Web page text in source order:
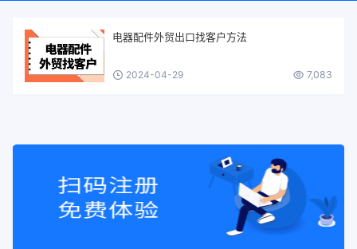
电器配件外贸出口找客户方法
2024-04-29 7,083